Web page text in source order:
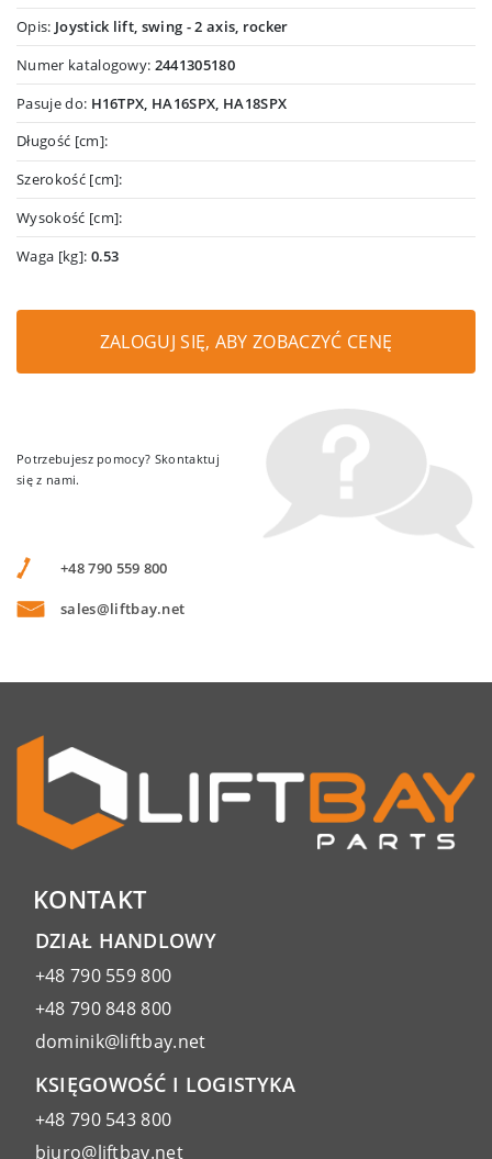
Opis: Joystick lift, swing - 2 axis, rocker
Numer katalogowy: 2441305180
Pasuje do: H16TPX, HA16SPX, HA18SPX
Długość [cm]:
Szerokość [cm]:
Wysokość [cm]:
Waga [kg]: 0.53
ZALOGUJ SIĘ, ABY ZOBACZYĆ CENĘ
Potrzebujesz pomocy? Skontaktuj
się z nami.
+48 790 559 800
sales@liftbay.net
KONTAKT
DZIAŁ HANDLOWY
+48 790 559 800
+48 790 848 800
dominik@liftbay.net
KSIĘGOWOŚĆ I LOGISTYKA
+48 790 543 800
biuro@liftbay.net